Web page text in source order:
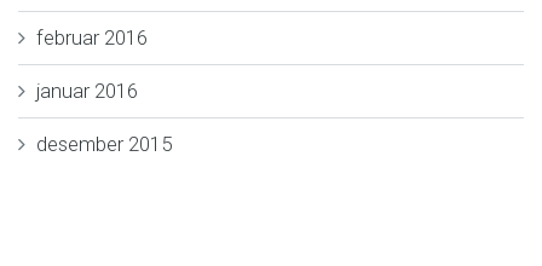
februar 2016
januar 2016
desember 2015